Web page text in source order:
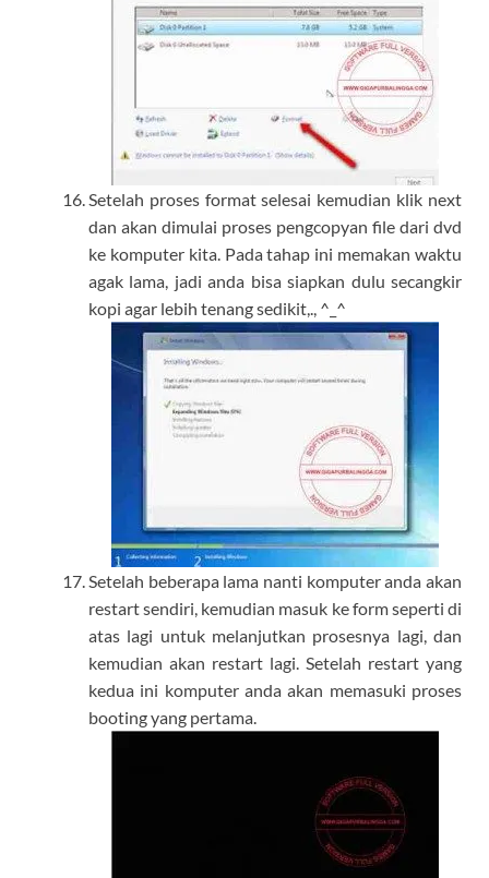
Setelah proses format selesai kemudian klik next
dan akan dimulai proses pengcopyan file dari dvd
ke komputer kita. Pada tahap ini memakan waktu
agak lama, jadi anda bisa siapkan dulu secangkir
kopi agar lebih tenang sedikit,., ^_^
Setelah beberapa lama nanti komputer anda akan
restart sendiri, kemudian masuk ke form seperti di
atas lagi untuk melanjutkan prosesnya lagi, dan
kemudian akan restart lagi. Setelah restart yang
kedua ini komputer anda akan memasuki proses
booting yang pertama.